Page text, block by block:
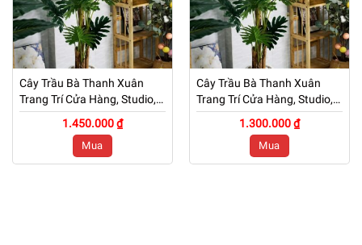
Cây Trầu Bà Thanh Xuân
Trang Trí Cửa Hàng, Studio,
Tiệm Quán, Văn Phòng, Nhà
Cửa – Cao 1m7 – Mã: PN-
1.450.000 ₫
Mua
Cây Trầu Bà Thanh Xuân
Trang Trí Cửa Hàng, Studio,
Tiệm Quán, Văn Phòng, Nhà
Cửa – Cao 1m5 – Mã: PN-
1.300.000 ₫
Mua